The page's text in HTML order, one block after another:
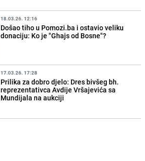
18.03.26. 12:16
Došao tiho u Pomozi.ba i ostavio veliku
donaciju: Ko je "Ghajs od Bosne"?
17.03.26. 17:28
Prilika za dobro djelo: Dres bivšeg bh.
reprezentativca Avdije Vršajevića sa
Mundijala na aukciji